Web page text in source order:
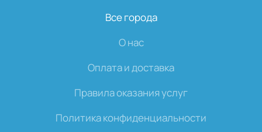
Все города
О нас
Оплата и доставка
Правила оказания услуг
Политика конфиденциальности